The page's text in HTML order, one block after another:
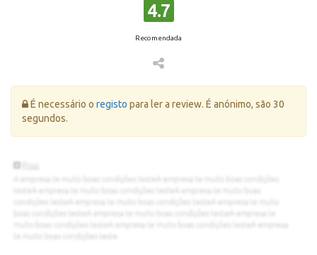
4.7
Recomendada
Erro:
É necessário o registo para ler a review. É anónimo, são 30
segundos.